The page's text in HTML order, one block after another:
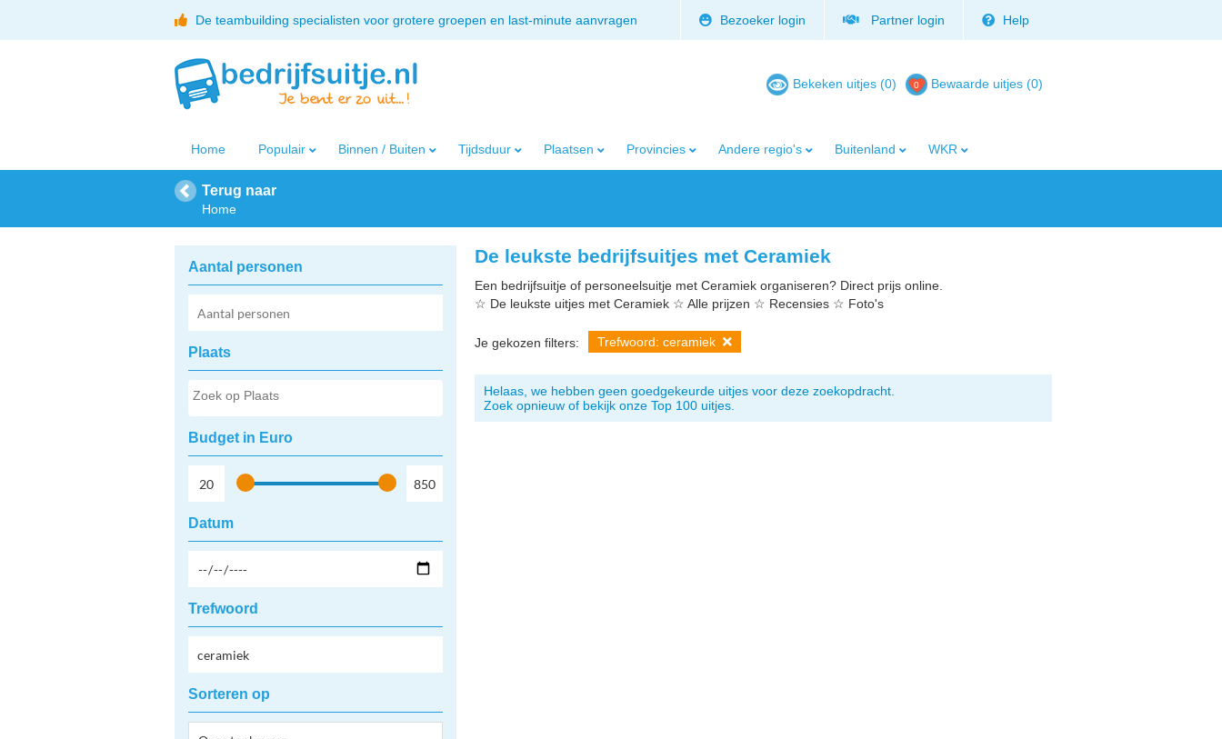
De teambuilding specialisten voor grotere groepen en last-minute aanvragen Bezoeker login Partner login Help
Bekeken uitjes (0) Bewaarde uitjes (0)
Home Populair Binnen / Buiten Tijdsduur Plaatsen Provincies Andere regio's Buitenland WKR
Terug naar
Home
Aantal personen
Plaats
Budget in Euro
Datum
Trefwoord
Sorteren op
De leukste bedrijfsuitjes met Ceramiek
Een bedrijfsuitje of personeelsuitje met Ceramiek organiseren? Direct prijs online.
☆ De leukste uitjes met Ceramiek ☆ Alle prijzen ☆ Recensies ☆ Foto's
Je gekozen filters: Trefwoord: ceramiek
Helaas, we hebben geen goedgekeurde uitjes voor deze zoekopdracht.
Zoek opnieuw of bekijk onze Top 100 uitjes.